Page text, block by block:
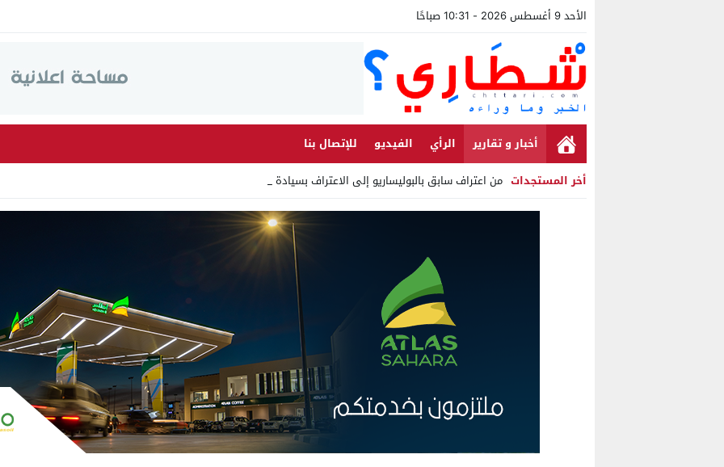
الأحد 9 أغسطس 2026 - 10:31 صباحًا
أخبار و تقارير الرأي الفيديو
للإتصال بنا
أخر المستجدات من اعتراف سابق بالبوليساريو إلى الاعتراف بسيادة المغرب عل _
Stop